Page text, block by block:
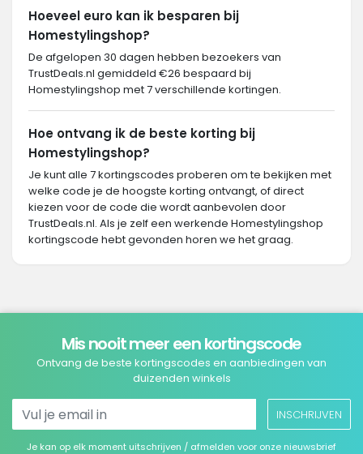
Hoeveel euro kan ik besparen bij
Homestylingshop?
De afgelopen 30 dagen hebben bezoekers van
TrustDeals.nl gemiddeld €26 bespaard bij
Homestylingshop met 7 verschillende kortingen.
Hoe ontvang ik de beste korting bij
Homestylingshop?
Je kunt alle 7 kortingscodes proberen om te bekijken met
welke code je de hoogste korting ontvangt, of direct
kiezen voor de code die wordt aanbevolen door
TrustDeals.nl. Als je zelf een werkende Homestylingshop
kortingscode hebt gevonden horen we het graag.
Mis nooit meer een kortingscode
Ontvang de beste kortingscodes en aanbiedingen van
duizenden winkels
INSCHRIJVEN
Je kan op elk moment uitschrijven / afmelden voor onze nieuwsbrief